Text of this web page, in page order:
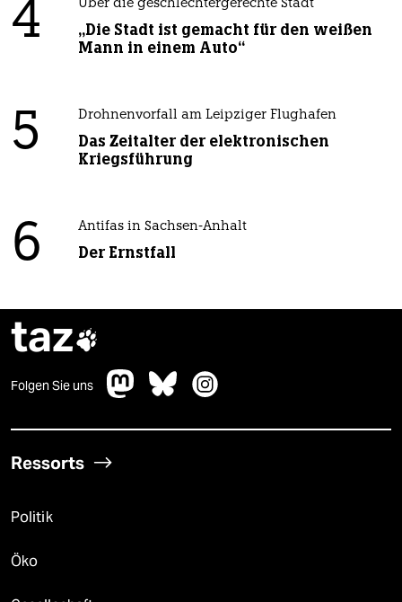
4 Über die geschlechtergerechte Stadt
„Die Stadt ist gemacht für den weißen
Mann in einem Auto“
5 Drohnenvorfall am Leipziger Flughafen
Das Zeitalter der elektronischen
Kriegsführung
6 Antifas in Sachsen-Anhalt
Der Ernstfall
taz
Folgen Sie uns
Ressorts
Politik
Öko